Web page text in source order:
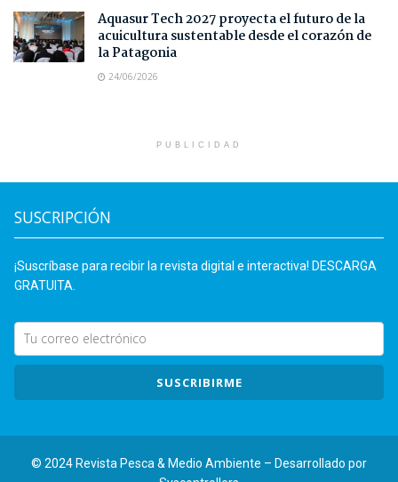
Aquasur Tech 2027 proyecta el futuro de la
acuicultura sustentable desde el corazón de
la Patagonia
24/06/2026
PUBLICIDAD
SUSCRIPCIÓN
¡Suscríbase para recibir la revista digital e interactiva! DESCARGA
GRATUITA.
SUSCRIBIRME
© 2024 Revista Pesca & Medio Ambiente – Desarrollado por